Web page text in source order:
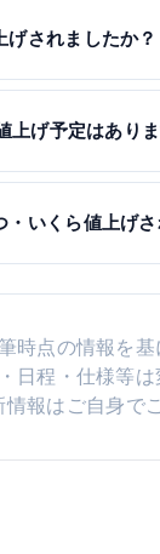
げされましたか？
上げ予定はあり
・いくら値上げさ
時点の情報を
日程・仕様等
報はご自身で